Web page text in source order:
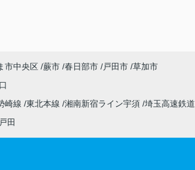
市中央区 蕨市 春日部市 戸田市 草加市
崎線 東北本線 湘南新宿ライン宇須 埼玉高速鉄道
戸田